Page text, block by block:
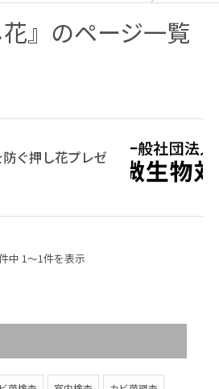
』のページ一覧
ぐ押し花プレゼ
中 1～1件を表示